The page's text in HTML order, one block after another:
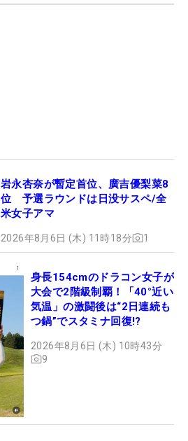
岩永杏奈が暫定首位、廣吉優梨菜8
位 予選ラウンドは日没サスペ/全
米女子アマ
2026年8月6日 (木) 11時18分 1
身長154cmのドラコン女子が
大会で2階級制覇！「40°近い
気温」の激闘後は“2日連続も
つ鍋”でスタミナ回復!?
2026年8月6日 (木) 10時43分
9